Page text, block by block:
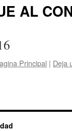
AL
Principal | Deja